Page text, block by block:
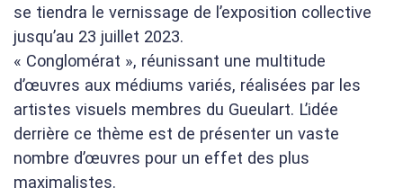
se tiendra le vernissage de l’exposition collective
jusqu’au 23 juillet 2023.
« Conglomérat », réunissant une multitude
d’œuvres aux médiums variés, réalisées par les
artistes visuels membres du Gueulart. L’idée
derrière ce thème est de présenter un vaste
nombre d’œuvres pour un effet des plus
maximalistes.